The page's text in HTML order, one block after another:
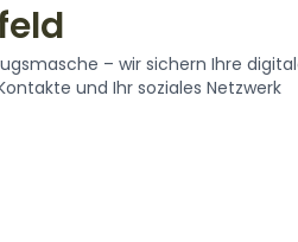
– wir sichern Ihre
und Ihr soziales Netzwerk